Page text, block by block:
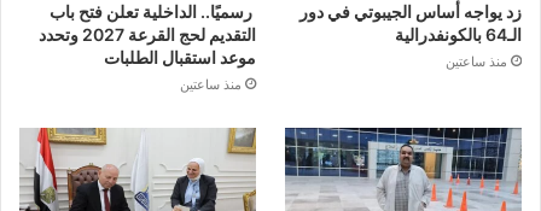
زد يواجه أساس الجيبوتي في دور
الـ64 بالكونفدرالية
منذ ساعتين
رسميًا.. الداخلية تعلن فتح باب
التقديم لحج القرعة 2027 وتحدد
موعد استقبال الطلبات
منذ ساعتين